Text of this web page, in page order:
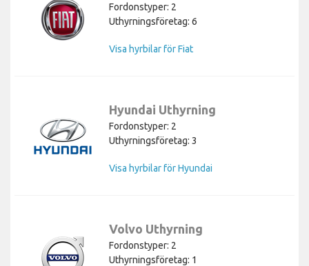
Fordonstyper: 2
Uthyrningsföretag: 6
Visa hyrbilar för Fiat
Hyundai Uthyrning
Fordonstyper: 2
Uthyrningsföretag: 3
Visa hyrbilar för Hyundai
Volvo Uthyrning
Fordonstyper: 2
Uthyrningsföretag: 1